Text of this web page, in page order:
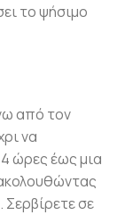
το ψήσιμο
από τον
να
ώρες έως μια
Σερβίρετε σε